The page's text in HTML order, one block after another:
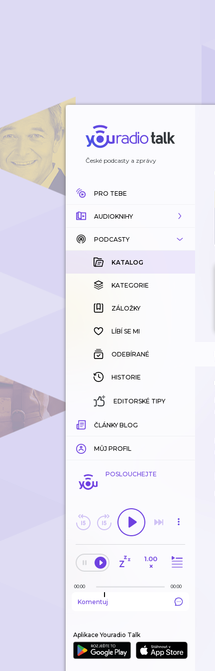
České podcasty a zprávy
PRO TEBE
AUDIOKNIHY
KATALOG
KOUPENÉ
KATEGORIE
ZÁLOŽKY
HISTORIE
PODCASTY
KATALOG
KATEGORIE
ZÁLOŽKY
LÍBÍ SE MI
ODEBÍRANÉ
HISTORIE
EDITORSKÉ TIPY
ČLÁNKY BLOG
MŮJ PROFIL
POSLOUCHEJTE
1.00
×
00:00 00:00
Komentuj
Aplikace Youradio Talk